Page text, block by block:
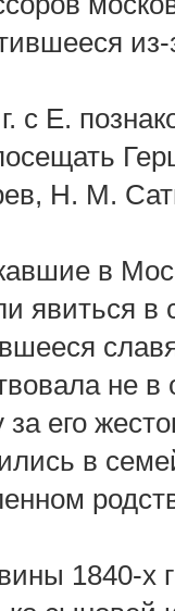
с Е.
Н. М.
в
явиться в
не
за его
в
1840-х